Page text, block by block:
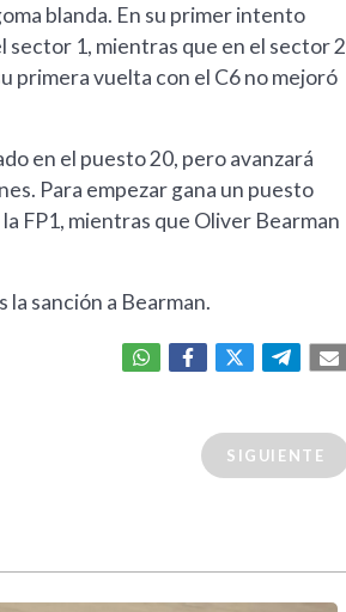
blanda. En su primer intento
sector 1, mientras que en el sector 2
primera vuelta con el C6 no mejoró
en el puesto 20, pero avanzará
Para empezar gana un puesto
FP1, mientras que Oliver Bearman
la sanción a Bearman.
SIGUIENTE